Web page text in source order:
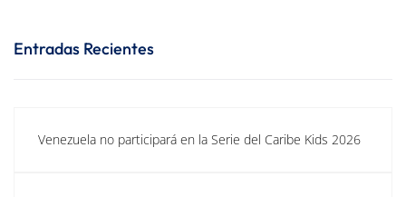
Entradas Recientes
Venezuela no participará en la Serie del Caribe Kids 2026